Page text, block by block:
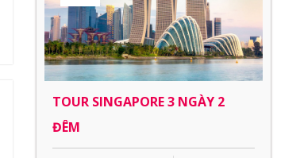
TOUR SINGAPORE 3 NGÀY 2
ĐÊM